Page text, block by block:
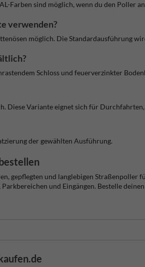
Farben sind möglich, wenn du den Poller
verwenden?
möglich. Die Standardausführung
Schloss und feuerverzinkter
Diese Variante eignet sich für
der gewählten Ausführung.
gepflegten und langlebigen
und Eingängen. Bestelle